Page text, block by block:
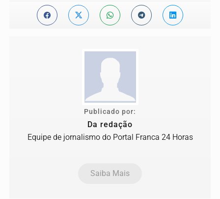
Publicado por:
Da redação
Equipe de jornalismo do Portal Franca 24 Horas
Saiba Mais